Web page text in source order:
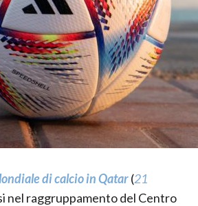
di calcio in Qatar(21
nel raggruppamento del Centro